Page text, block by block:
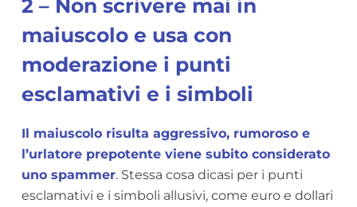
2 – Non scrivere mai in
maiuscolo e usa con
moderazione i punti
esclamativi e i simboli
Il maiuscolo risulta aggressivo, rumoroso e
l’urlatore prepotente viene subito considerato
uno spammer. Stessa cosa dicasi per i punti
esclamativi e i simboli allusivi, come euro e dollari